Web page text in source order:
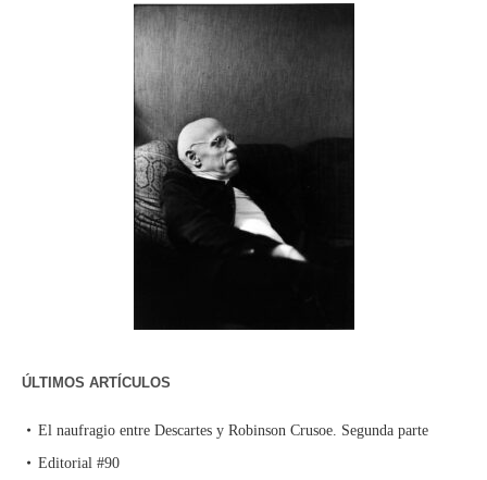
ÚLTIMOS ARTÍCULOS
El naufragio entre Descartes y Robinson Crusoe. Segunda parte
Editorial #90